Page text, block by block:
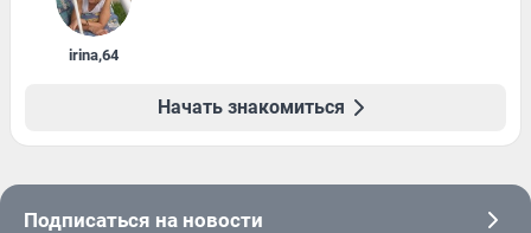
irina,64
Начать знакомиться
Подписаться на новости